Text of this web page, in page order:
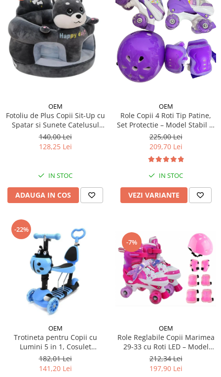
OEM
Fotoliu de Plus Copii Sit-Up cu
Spatar si Sunete Catelusul
Woofy
140,00 Lei
128,25 Lei
IN STOC
ADAUGA IN COS
OEM
Role Copii 4 Roti Tip Patine,
Set Protectie – Model Stabil si
Reglabil - Mov
225,00 Lei
209,70 Lei
IN STOC
VEZI VARIANTE
-22%
OEM
Trotineta pentru Copii cu
Lumini 5 in 1, Cosulet
Buburuza, Maner de Impins
fara Pedale
182,01 Lei
141,20 Lei
-7%
OEM
Role Reglabile Copii Marimea
29-33 cu Roti LED – Model
Sirena, SET PROTECTIE
INCLUS
212,34 Lei
197,90 Lei